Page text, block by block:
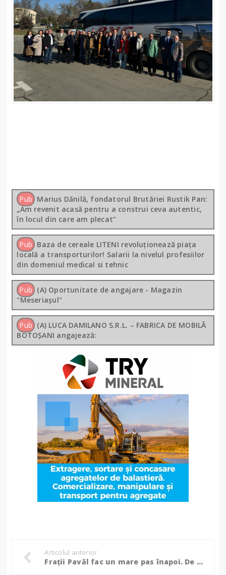
Pub Marius Dănilă, fondatorul Brutăriei Rustik Pan:
„Am revenit acasă pentru a construi ceva autentic,
în locul din care am plecat”
Pub Baza de cereale LITENI revoluționează piața
locală a transporturilor! Salarii la nivelul profesiilor
din domeniul medical si tehnic
Pub (A) Oportunitate de angajare - Magazin
"Meseriașul"
Pub (A) LUCA DAMILANO S.R.L. – FABRICA DE MOBILĂ
BOTOȘANI angajează:
Articolul anterior
Frații Pavăl fac un mare pas înapoi. De ce a renunțat Dedeman la un teren pentru care a plătit o chirie de 8 milioane de lei?